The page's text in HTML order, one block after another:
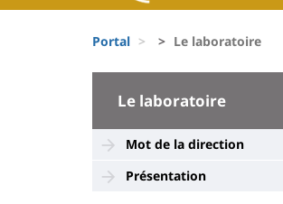
Block
liste
des
composantes
d'Ariane
Portal Le laboratoire
University
Sidebar
Le laboratoire
Mot de la direction
Présentation